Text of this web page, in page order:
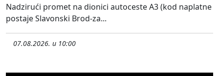
Nadzirući promet na dionici autoceste A3 (kod naplatne
postaje Slavonski Brod-za...
07.08.2026. u 10:00